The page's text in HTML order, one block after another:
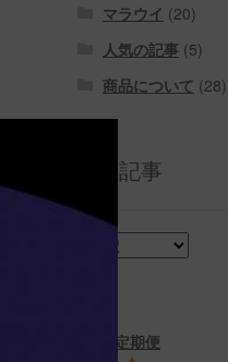
マラウイ (20)
人気の記事(5)
商品について (28)
過去の記事
コーヒー定期便